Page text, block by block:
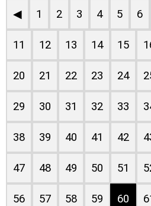
◀ 1 2 3 4 5 6
11 12 13 14 15
20 21 22 23 24
29 30 31 32 33
38 39 40 41 42
47 48 49 50 51
56 57 58 59 60